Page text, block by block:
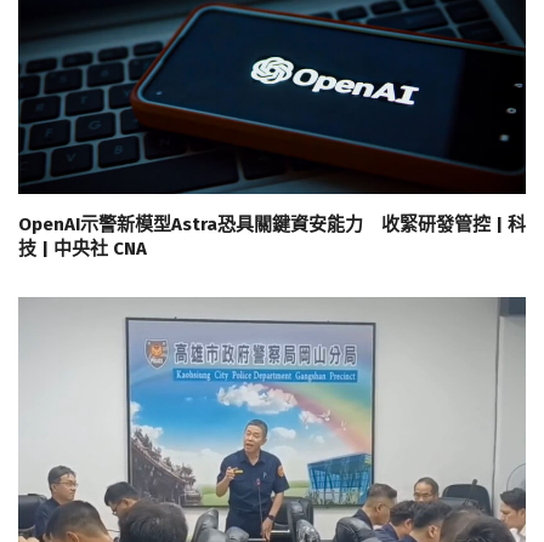
OpenAI示警新模型Astra恐具關鍵資安能力 收緊研發管控 | 科
技 | 中央社 CNA